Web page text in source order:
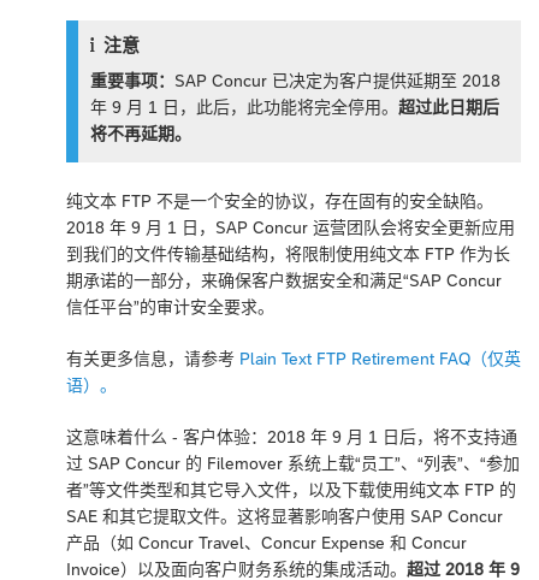
注意
重要事项： SAP Concur 已决定为客户提供延期至 2018
年 9 月 1 日，此后，此功能将完全停用。超过此日期后
将不再延期。
纯文本 FTP 不是一个安全的协议，存在固有的安全缺陷。
2018 年 9 月 1 日，SAP Concur 运营团队会将安全更新应用
到我们的文件传输基础结构，将限制使用纯文本 FTP 作为长
期承诺的一部分，来确保客户数据安全和满足“SAP Concur
信任平台”的审计安全要求。
有关更多信息，请参考 Plain Text FTP Retirement FAQ（仅英
语）。
这意味着什么 - 客户体验：2018 年 9 月 1 日后，将不支持通
过 SAP Concur 的 Filemover 系统上载“员工”、“列表”、“参加
者”等文件类型和其它导入文件，以及下载使用纯文本 FTP 的
SAE 和其它提取文件。这将显著影响客户使用 SAP Concur
产品（如 Concur Travel、Concur Expense 和 Concur
Invoice）以及面向客户财务系统的集成活动。 超过 2018 年 9